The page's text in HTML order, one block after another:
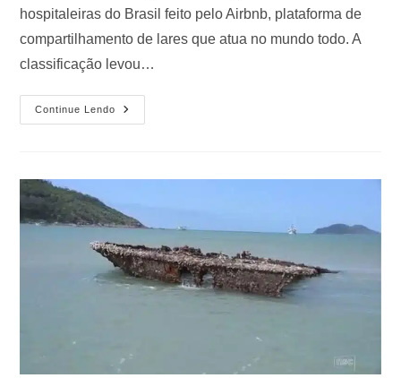
hospitaleiras do Brasil feito pelo Airbnb, plataforma de
compartilhamento de lares que atua no mundo todo. A
classificação levou…
Continue Lendo